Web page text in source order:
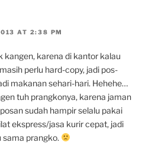
AT 2:38 PM
kangen, karena di kantor kalau
perlu hard-copy, jadi pos-
makanan sehari-hari. Hehehe…
tuh prangkonya, karena jaman
sudah hampir selalu pakai
ekspress/jasa kurir cepat, jadi
prangko.